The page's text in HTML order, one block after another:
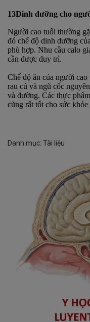
13Dinh dưỡng cho
Người cao tuổi thường
đó chế độ dinh dưỡng
phù hợp. Nhu cầu calo
cần được duy trì.
Chế độ ăn của người
rau củ và ngũ cốc
và đường. Các thực
cũng rất tốt cho sức
Danh mục: Tài liệu